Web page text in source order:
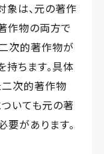
象は、元の著作
作物の両方で
次的著作物が
ちます。具体
二次的著作物
いても元の著
があります。